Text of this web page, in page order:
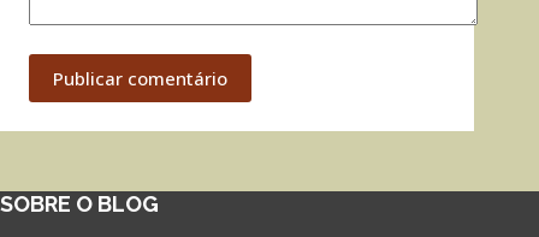
Publicar comentário
SOBRE O BLOG